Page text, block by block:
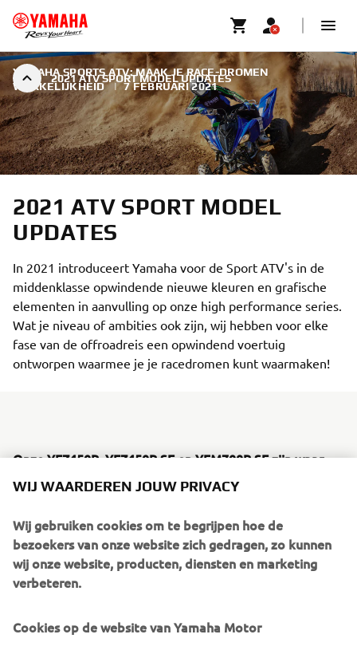
2021 ATV SPORT MODEL UPDATES
YAMAHA SPORTS ATV: MAAK JE RACE-DROMEN
WERKELIJKHEID | 7 FEBRUARI 2021
2021 ATV SPORT MODEL
UPDATES
In 2021 introduceert Yamaha voor de Sport ATV's in de
middenklasse opwindende nieuwe kleuren en grafische
elementen in aanvulling op onze high performance series.
Wat je niveau of ambities ook zijn, wij hebben voor elke
fase van de offroadreis een opwindend voertuig
ontworpen waarmee je je racedromen kunt waarmaken!
Onze YFZ450R, YFZ450R SE en YFM700R SE zijn waar
plezier en competitie elkaar kruisen.Deze ATV’s met
prestatiemotoren en agressieve styling, zijn gebouwd
voor serieuze berijders die de volgende stap willen zetten
op weg naar competitief racen.
Of je nu#DRIVENBYFUN
#DRIVENBYVICTORYbent en de stap wilt maken naar
WIJ WAARDEREN JOUW PRIVACY
Wij gebruiken cookies om te begrijpen hoe de
bezoekers van onze website zich gedragen, zo kunnen
wij onze website, producten, diensten en marketing
verbeteren.
Cookies op de website van Yamaha Motor